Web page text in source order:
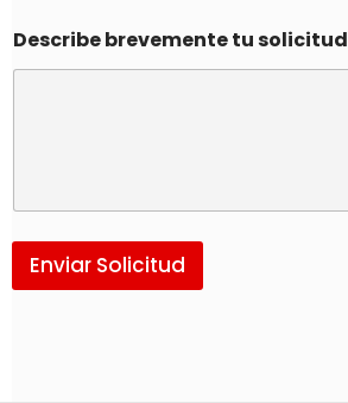
Describe brevemente tu solicitud
Enviar Solicitud